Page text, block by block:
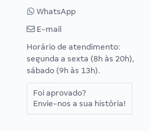
WhatsApp
E-mail
Horário de atendimento:
segunda a sexta (8h às 20h),
sábado (9h às 13h).
Foi aprovado?
Envie-nos a sua história!